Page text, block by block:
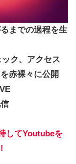
までの過程を生
ク、アクセス
赤裸々に公開
してYoutubeを